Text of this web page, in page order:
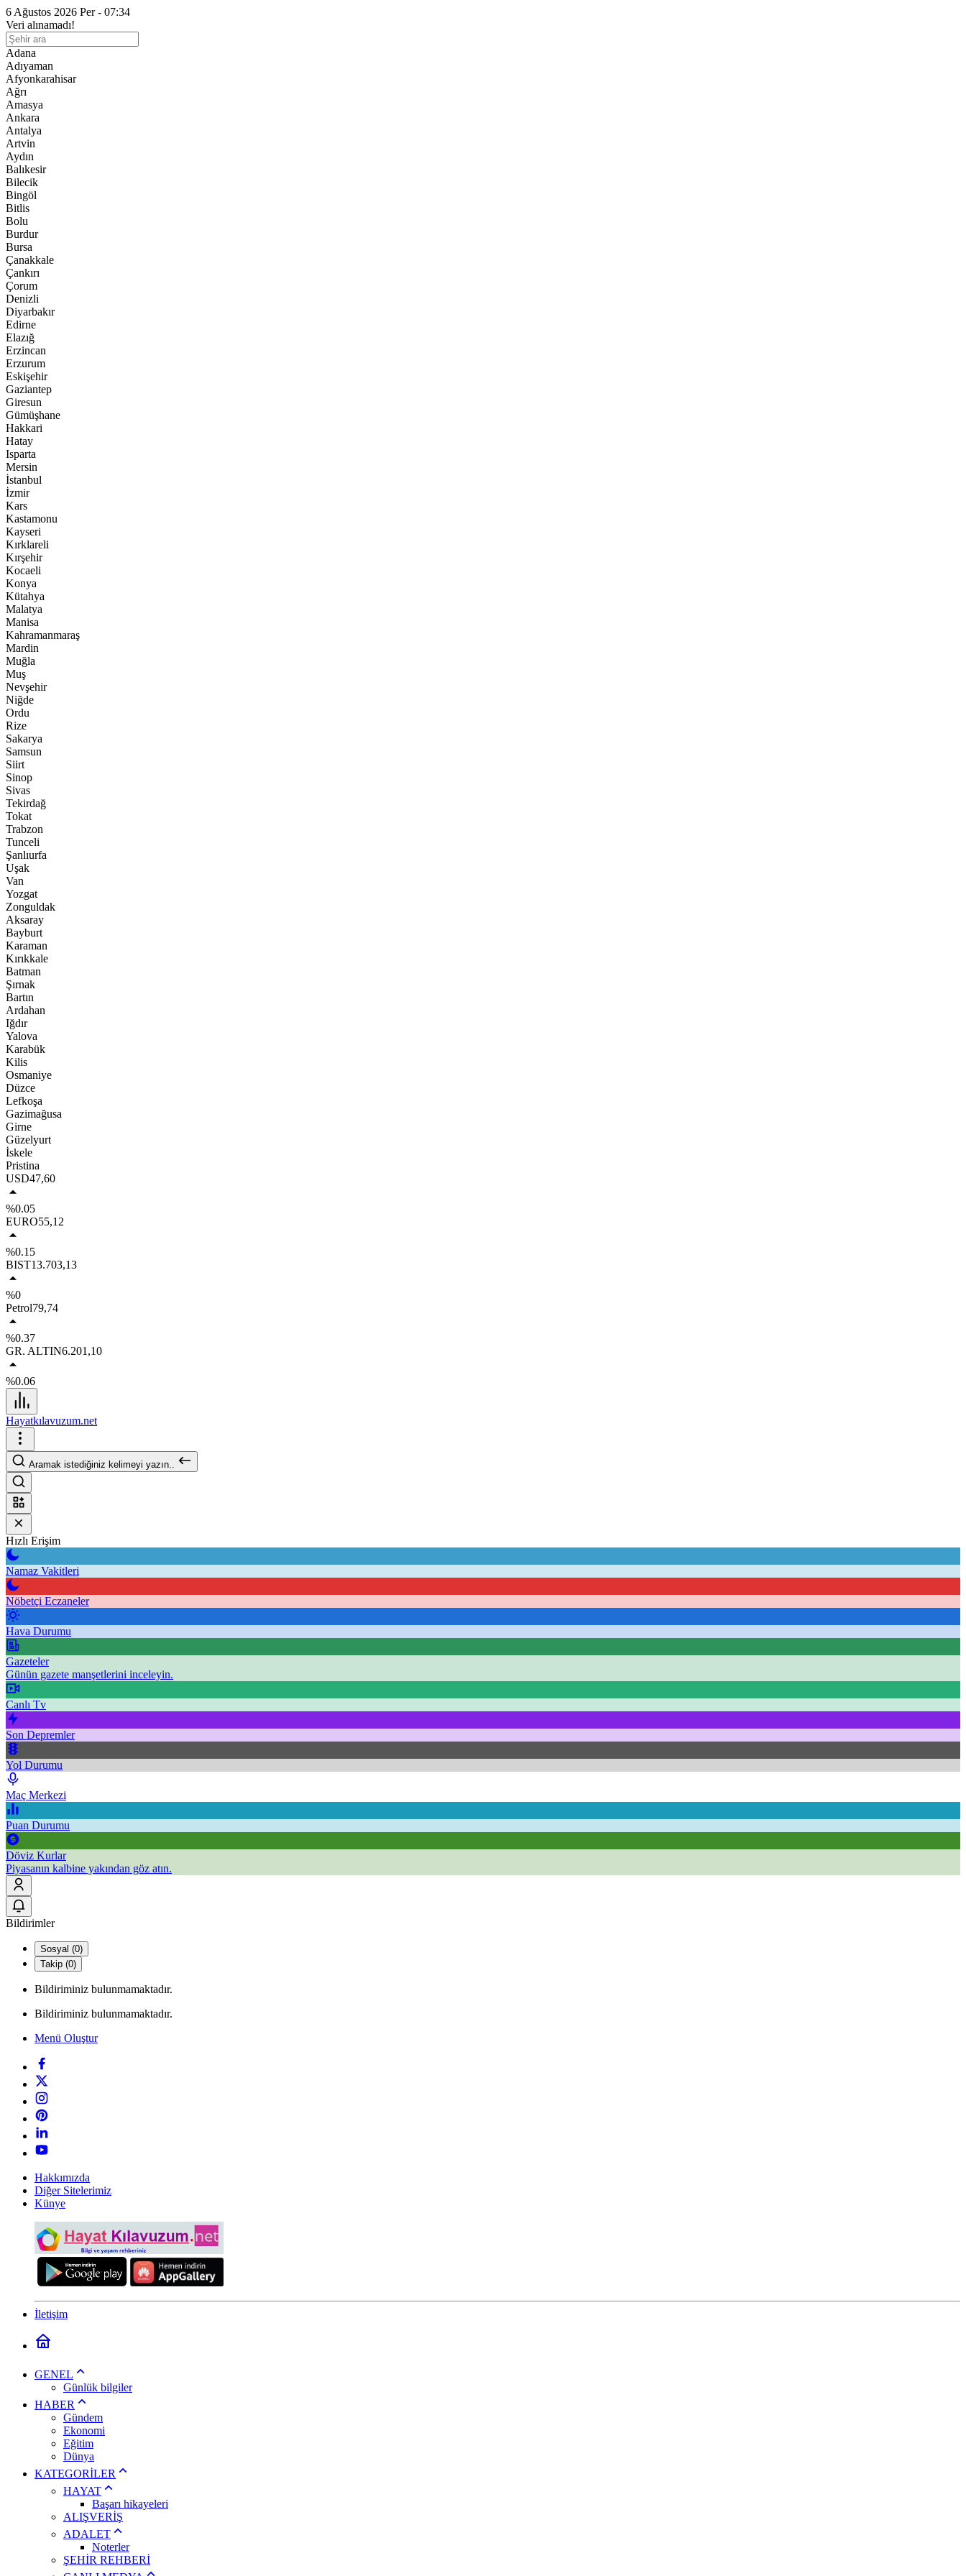
6 Ağustos 2026 Per - 07:34
Veri alınamadı!
Adana
Adıyaman
Afyonkarahisar
Ağrı
Amasya
Ankara
Antalya
Artvin
Aydın
Balıkesir
Bilecik
Bingöl
Bitlis
Bolu
Burdur
Bursa
Çanakkale
Çankırı
Çorum
Denizli
Diyarbakır
Edirne
Elazığ
Erzincan
Erzurum
Eskişehir
Gaziantep
Giresun
Gümüşhane
Hakkari
Hatay
Isparta
Mersin
İstanbul
İzmir
Kars
Kastamonu
Kayseri
Kırklareli
Kırşehir
Kocaeli
Konya
Kütahya
Malatya
Manisa
Kahramanmaraş
Mardin
Muğla
Muş
Nevşehir
Niğde
Ordu
Rize
Sakarya
Samsun
Siirt
Sinop
Sivas
Tekirdağ
Tokat
Trabzon
Tunceli
Şanlıurfa
Uşak
Van
Yozgat
Zonguldak
Aksaray
Bayburt
Karaman
Kırıkkale
Batman
Şırnak
Bartın
Ardahan
Iğdır
Yalova
Karabük
Kilis
Osmaniye
Düzce
Lefkoşa
Gazimağusa
Girne
Güzelyurt
İskele
Pristina
USD47,60
%0.05
EURO55,12
%0.15
BIST13.703,13
%0
Petrol79,74
%0.37
GR. ALTIN6.201,10
%0.06
Hayatkılavuzum.net
Aramak istediğiniz kelimeyi yazın..
Hızlı Erişim
Namaz Vakitleri
Nöbetçi Eczaneler
Hava Durumu
Gazeteler
Günün gazete manşetlerini inceleyin.
Canlı Tv
Son Depremler
Yol Durumu
Maç Merkezi
Puan Durumu
Döviz Kurlar
Piyasanın kalbine yakından göz atın.
Bildirimler
Sosyal (0)
Takip (0)
Bildiriminiz bulunmamaktadır.
Bildiriminiz bulunmamaktadır.
Menü Oluştur
Hakkımızda
Diğer Sitelerimiz
Künye
İletişim
GENEL
Günlük bilgiler
HABER
Gündem
Ekonomi
Eğitim
Dünya
KATEGORİLER
HAYAT
Başarı hikayeleri
ALIŞVERİŞ
ADALET
Noterler
ŞEHİR REHBERİ